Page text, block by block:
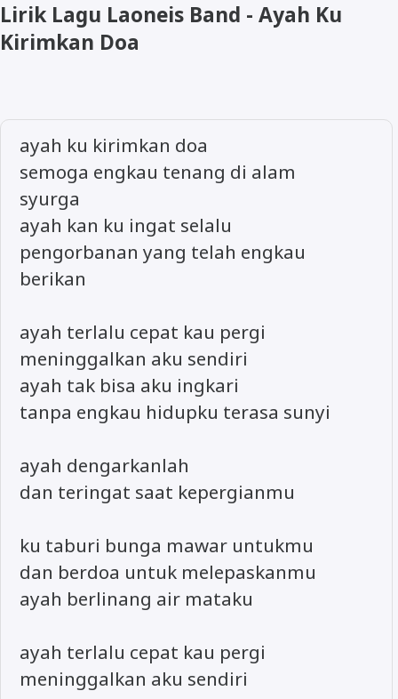
Lirik Lagu Laoneis Band - Ayah Ku
Kirimkan Doa
ayah ku kirimkan doa
semoga engkau tenang di alam
syurga
ayah kan ku ingat selalu
pengorbanan yang telah engkau
berikan
ayah terlalu cepat kau pergi
meninggalkan aku sendiri
ayah tak bisa aku ingkari
tanpa engkau hidupku terasa sunyi
ayah dengarkanlah
dan teringat saat kepergianmu
ku taburi bunga mawar untukmu
dan berdoa untuk melepaskanmu
ayah berlinang air mataku
ayah terlalu cepat kau pergi
meninggalkan aku sendiri